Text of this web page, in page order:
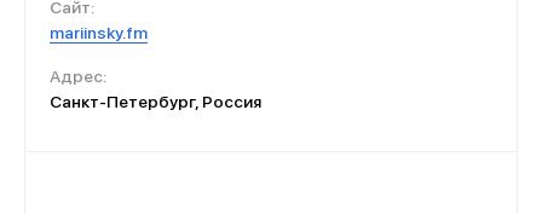
Сайт:
mariinsky.fm
Адрес:
Санкт-Петербург, Россия